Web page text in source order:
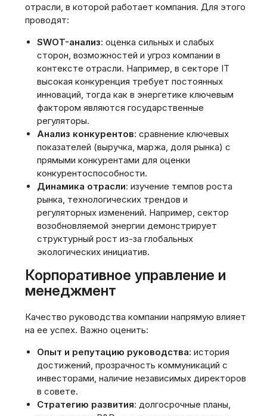
отрасли, в которой работает компания. Для этого
проводят:
SWOT-анализ: оценка сильных и слабых
сторон, возможностей и угроз компании в
контексте отрасли. Например, в секторе IT
высокая конкуренция требует постоянных
инноваций, тогда как в энергетике ключевым
фактором являются государственные
регуляторы.
Анализ конкурентов: сравнение ключевых
показателей (выручка, маржа, доля рынка) с
прямыми конкурентами для оценки
конкурентоспособности.
Динамика отрасли: изучение темпов роста
рынка, технологических трендов и
регуляторных изменений. Например, сектор
возобновляемой энергии демонстрирует
структурный рост из-за глобальных
экологических инициатив.
Корпоративное управление и
менеджмент
Качество руководства компании напрямую влияет
на ее успех. Важно оценить:
Опыт и репутацию руководства: история
достижений, прозрачность коммуникаций с
инвесторами, наличие независимых директоров
в совете.
Стратегию развития: долгосрочные планы,